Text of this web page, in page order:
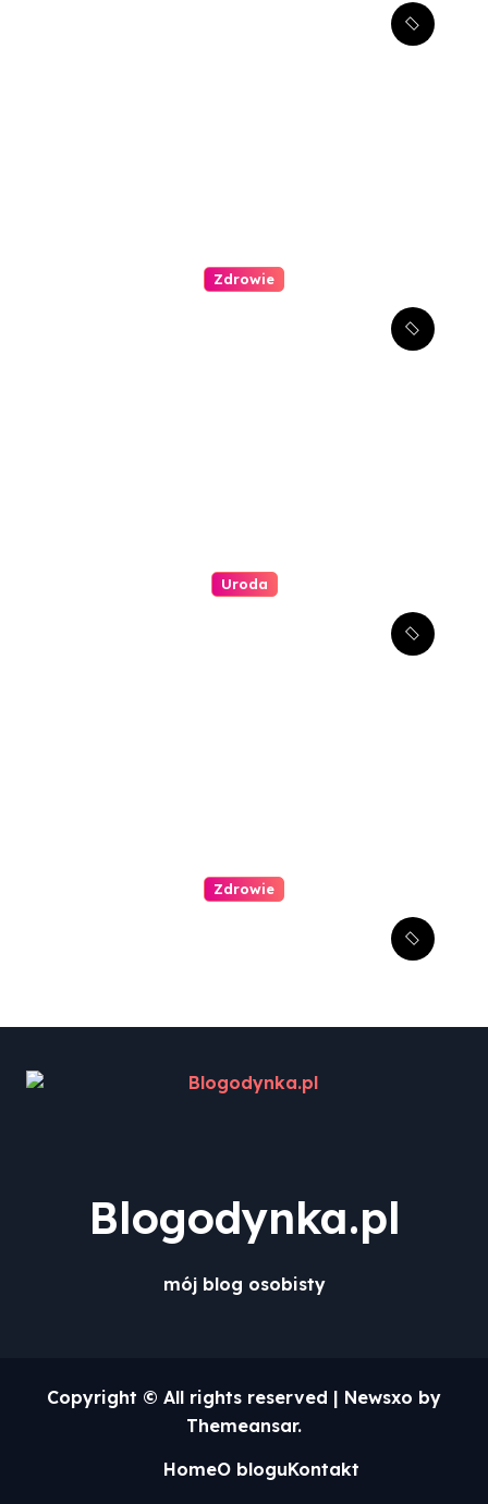
Zdrowie
Uroda
Zdrowie
Blogodynka.pl
mój blog osobisty
Copyright © All rights reserved | Newsxo by
Themeansar.
HomeO bloguKontakt